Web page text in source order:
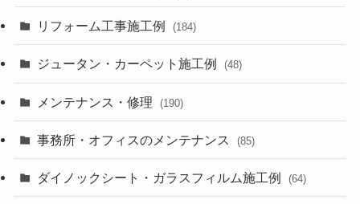
リフォーム工事施工例 (184)
ジュータン・カーペット施工例 (48)
メンテナンス・修理 (190)
事務所・オフィスのメンテナンス (85)
ダイノックシート・ガラスフィルム施工例 (64)